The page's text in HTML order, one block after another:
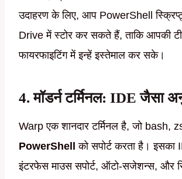
उदाहरण के लिए, आप PowerShell
Drive में स्टोर कर सकते हैं, ताकि आपकी
फायरफाइटिंग में इन्हें इस्तेमाल कर सके।
4. मॉडर्न टर्मिनल: IDE जैसा
Warp एक शानदार टर्मिनल है, जो bash,
PowerShell को सपोर्ट करता है। इसका
इंटरफेस माउस सपोर्ट, ऑटो-सजेशन्स, और